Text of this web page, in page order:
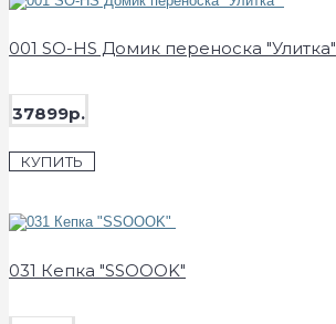
001 SO-HS Домик переноска "Улитка"
37899р.
КУПИТЬ
031 Кепка "SSOOOK"